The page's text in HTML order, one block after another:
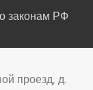
законам РФ
проезд, д.